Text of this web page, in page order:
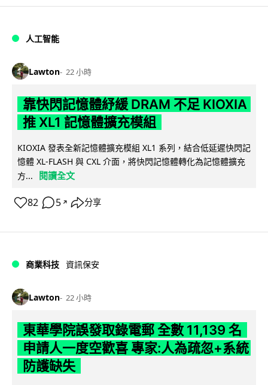
人工智能
Lawton 22 小時
靠快閃記憶體紓緩 DRAM 不足 KIOXIA
推 XL1 記憶體擴充模組
KIOXIA 發表全新記憶體擴充模組 XL1 系列，結合低延遲快閃記
憶體 XL-FLASH 與 CXL 介面，將快閃記憶體轉化為記憶體擴充
方...
閱讀全文
82 5 ↗ 分享
商業科技 資訊保安
Lawton 22 小時
東華學院誤發取錄電郵 全數 11,139 名
申請人一度空歡喜 專家:人為疏忽+系統
防護缺失